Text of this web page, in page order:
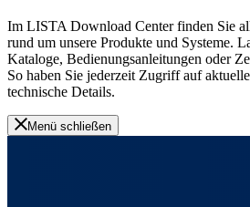
Im LISTA Download Center finden Sie
rund um unsere Produkte und Systeme.
Kataloge, Bedienungsanleitungen oder
So haben Sie jederzeit Zugriff auf
technische Details.
Menü schließen